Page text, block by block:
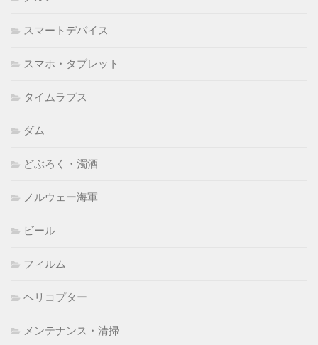
スマートデバイス
スマホ・タブレット
タイムラプス
ダム
どぶろく・濁酒
ノルウェー海軍
ビール
フィルム
ヘリコプター
メンテナンス・清掃